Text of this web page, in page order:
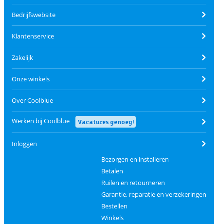
Bedrijfswebsite
Klantenservice
Zakelijk
Onze winkels
Over Coolblue
Werken bij Coolblue Vacatures genoeg!
Inloggen
Bezorgen en installeren
Betalen
Ruilen en retourneren
Garantie, reparatie en verzekeringen
Bestellen
Winkels